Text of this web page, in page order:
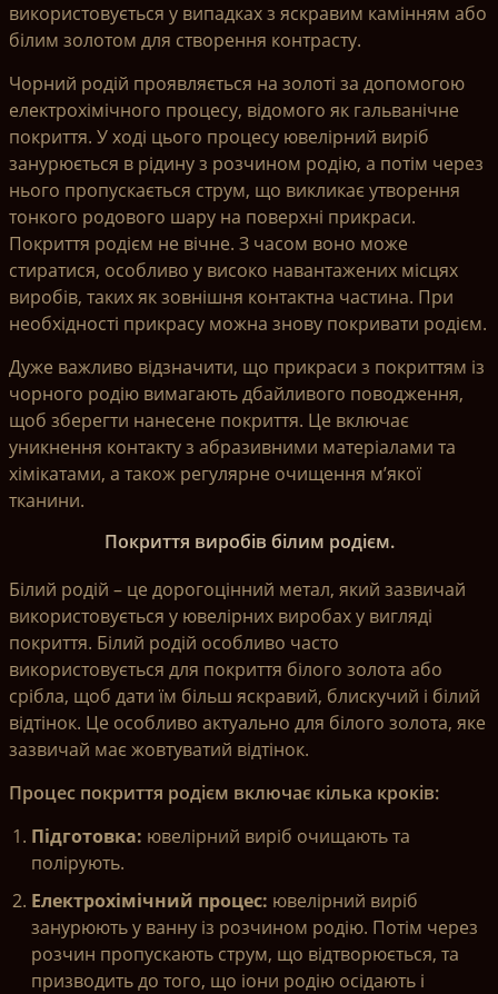
використовується у випадках з яскравим камінням або
білим золотом для створення контрасту.
Чорний родій проявляється на золоті за допомогою
електрохімічного процесу, відомого як гальванічне
покриття. У ході цього процесу ювелірний виріб
занурюється в рідину з розчином родію, а потім через
нього пропускається струм, що викликає утворення
тонкого родового шару на поверхні прикраси.
Покриття родієм не вічне. З часом воно може
стиратися, особливо у високо навантажених місцях
виробів, таких як зовнішня контактна частина. При
необхідності прикрасу можна знову покривати родієм.
Дуже важливо відзначити, що прикраси з покриттям із
чорного родію вимагають дбайливого поводження,
щоб зберегти нанесене покриття. Це включає
уникнення контакту з абразивними матеріалами та
хімікатами, а також регулярне очищення м’якої
тканини.
Покриття виробів білим родієм.
Білий родій – це дорогоцінний метал, який зазвичай
використовується у ювелірних виробах у вигляді
покриття. Білий родій особливо часто
використовується для покриття білого золота або
срібла, щоб дати їм більш яскравий, блискучий і білий
відтінок. Це особливо актуально для білого золота, яке
зазвичай має жовтуватий відтінок.
Процес покриття родієм включає кілька кроків:
Підготовка: ювелірний виріб очищають та
полірують.
Електрохімічний процес: ювелірний виріб
занурюють у ванну із розчином родію. Потім через
розчин пропускають струм, що відтворюється, та
призводить до того, що іони родію осідають і